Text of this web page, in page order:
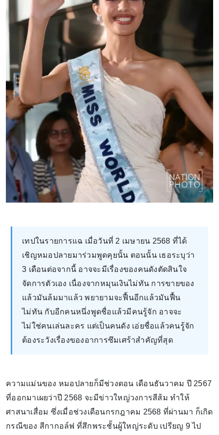
เทปในรายการแฉ เมื่อวันที่ 2 เมษายน 2568 ที่ได้
เชิญหมอปลายมาร่วมพูดคุยนั้น ตอนนั้น เธอระบุว่า
3 เดือนต่อจากนี้ อาจจะมีเรื่องของคนดังตัดสินใจ
จัดการตัวเอง เนื่องจากหมุนเงินไม่ทัน การขายของ
แล้วมันล้มมาแล้ว พยายามจะฟื้นอีกแล้วมันฟื้น
ไม่ทัน กับอีกคนหนึ่งพูดชื่อแล้วมีคนรู้จัก อาจจะ
ไม่ใช่คนเล่นละคร แต่เป็นคนดัง เอ่ยชื่อแล้วคนรู้จัก
ต้องระวังเรื่องของอาการซึมเศร้าสำคัญที่สุด
ความแม่นของ หมอปลายก็มีช่วงตอน เดือนธันวาคม ปี 2567
ที่ออกมาเผยว่าปี 2568 จะมีข่าวใหญ่วงการสีส้ม ทำให้
ศาสนาเสื่อม ซึ่งเมื่อช่วงเดือนกรกฎาคม 2568 ที่ผ่านมา ก็เกิด
กรณีของ สีกากอล์ฟ ที่สึกพระชั้นผู้ใหญ่ระดับ เปรียญ 9 ไป